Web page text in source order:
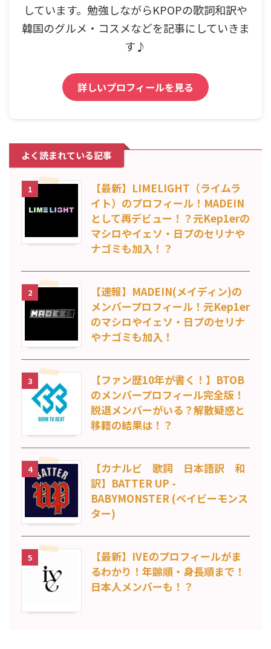
しています。勉強しながらKPOPの歌詞和訳や
韓国のグルメ・コスメなどを記事にしていきま
す♪
詳しいプロフィールを見る
よく読まれている記事
1
【最新】LIMELIGHT（ライムラ
イト）のプロフィール！MADEIN
として再デビュー！？元Kep1erの
マシロやイェソ・日プのセリナや
ナゴミも加入！？
2
【速報】MADEIN(メイディン)の
メンバープロフィール！元Kep1er
のマシロやイェソ・日プのセリナ
やナゴミも加入！
3
【ファン歴10年が書く！】BTOB
のメンバープロフィール完全版！
脱退メンバーがいる？解散疑惑と
移籍の結果は！？
4
【カナルビ 歌詞 日本語訳 和
訳】BATTER UP -
BABYMONSTER (ベイビーモンス
ター)
5
【最新】IVEのプロフィールがま
るわかり！年齢順・身長順まで！
日本人メンバーも！？